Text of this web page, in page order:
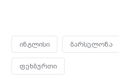
ინგლისი ბარსელონა
ფეხბურთი